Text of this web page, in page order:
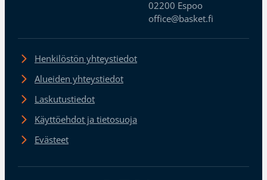
02200 Espoo
office@basket.fi
Henkilöstön yhteystiedot
Alueiden yhteystiedot
Laskutustiedot
Käyttöehdot ja tietosuoja
Evästeet